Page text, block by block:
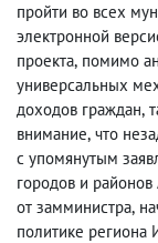
пройти во всех
электронной
проекта, помимо
универсальных
доходов граждан,
внимание, что
с упомянутым
городов и
от замминистра,
политике